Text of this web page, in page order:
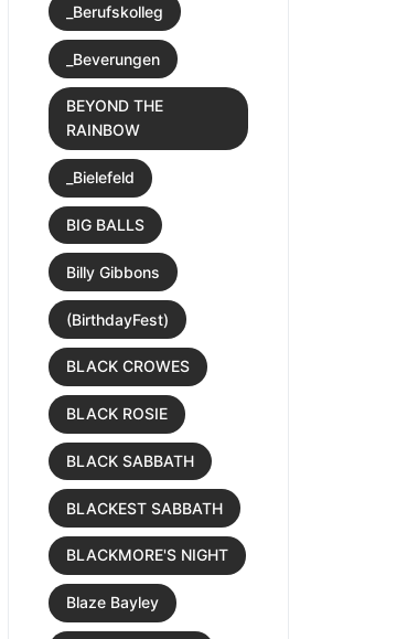
_Berufskolleg
_Beverungen
BEYOND THE
RAINBOW
_Bielefeld
BIG BALLS
Billy Gibbons
(BirthdayFest)
BLACK CROWES
BLACK ROSIE
BLACK SABBATH
BLACKEST SABBATH
BLACKMORE'S NIGHT
Blaze Bayley